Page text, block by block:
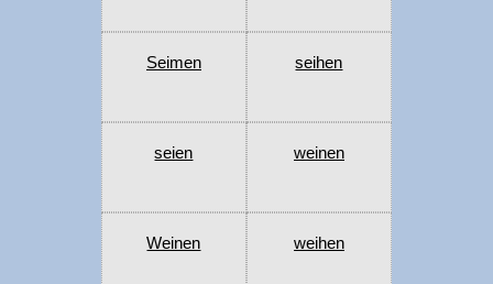
Seimen seihen
seien weinen
Weinen weihen